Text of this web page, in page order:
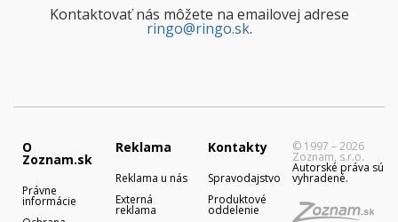
Kontaktovať nás môžete na emailovej adrese
ringo@ringo.sk.
O
Zoznam.sk
Právne
informácie
Reklama
Reklama u nás
Externá
reklama
Kontakty
Spravodajstvo
Produktové
oddelenie
© 1997 – 2026
Zoznam, s.r.o.
Autorské práva sú
vyhradené.